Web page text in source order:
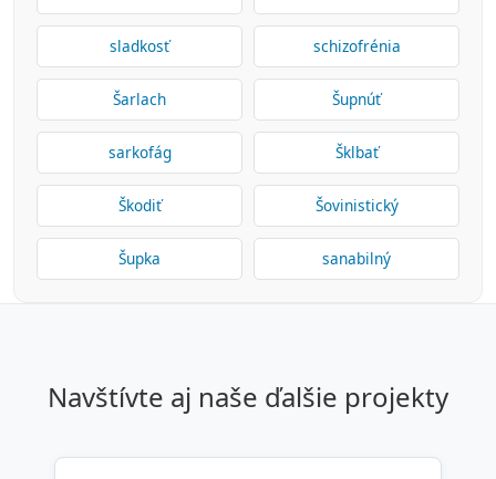
sladkosť schizofrénia
Šarlach Šupnúť
sarkofág Šklbať
Škodiť Šovinistický
Šupka sanabilný
navštívte aj naše ďalšie projekty